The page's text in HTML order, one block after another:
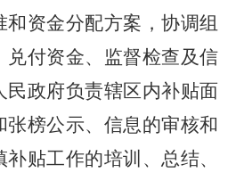
和资金分配方案，协调组
兑付资金、监督检查及信
政府负责辖区内补贴面
榜公示、信息的审核和
补贴工作的培训、总结、